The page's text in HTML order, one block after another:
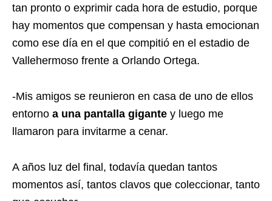
tan pronto o exprimir cada hora de estudio, porque
hay momentos que compensan y hasta emocionan
como ese día en el que compitió en el estadio de
Vallehermoso frente a Orlando Ortega.
-Mis amigos se reunieron en casa de uno de ellos
entorno a una pantalla gigante y luego me
llamaron para invitarme a cenar.
A años luz del final, todavía quedan tantos
momentos así, tantos clavos que coleccionar, tanto